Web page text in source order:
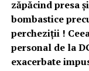
zăpăcind presa
bombastice
percheziții !
personal de la
exacerbate